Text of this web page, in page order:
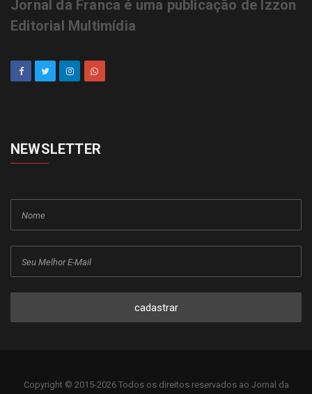
Jornal da Franca é uma publicação de Izzon
Editorial Multimídia
NEWSLETTER
cadastrar
Copyright © 2015-2026 Todos os direitos reservados ao Jornal da